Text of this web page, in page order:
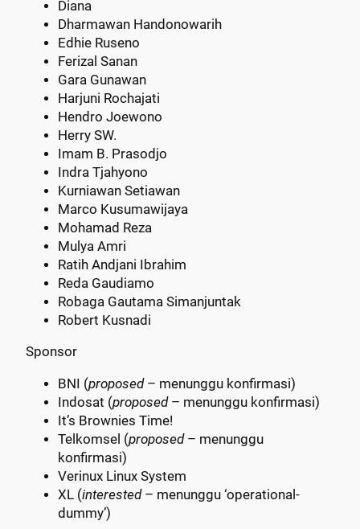
Diana
Dharmawan Handonowarih
Edhie Ruseno
Ferizal Sanan
Gara Gunawan
Harjuni Rochajati
Hendro Joewono
Herry SW.
Imam B. Prasodjo
Indra Tjahyono
Kurniawan Setiawan
Marco Kusumawijaya
Mohamad Reza
Mulya Amri
Ratih Andjani Ibrahim
Reda Gaudiamo
Robaga Gautama Simanjuntak
Robert Kusnadi
Sponsor
BNI (proposed– menunggu konfirmasi)
Indosat (proposed– menunggu konfirmasi)
It’s Brownies Time!
Telkomsel (proposed– menunggu
konfirmasi)
Verinux Linux System
XL (interested– menunggu ‘operational-
dummy’)